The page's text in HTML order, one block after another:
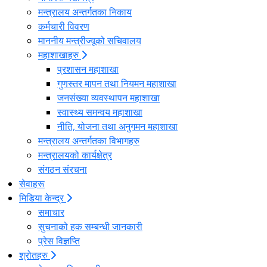
मन्त्रालय अन्तर्गतका निकाय
कर्मचारी विवरण
माननीय मन्त्रीज्यूको सचिवालय
महाशाखाहरु
प्रशासन महाशाखा
गुणस्तर मापन तथा नियमन महाशाखा
जनसंख्या व्यवस्थापन महाशाखा
स्वास्थ्य समन्वय महाशाखा
नीति, योजना तथा अनुगमन महाशाखा
मन्त्रालय अन्तर्गतका विभागहरु
मन्त्रालयको कार्यक्षेत्र
संगठन संरचना
सेवाहरू
मिडिया केन्द्र
समाचार
सुचनाको हक सम्बन्धी जानकारी
प्रेस विज्ञप्ति
श्रोतहरु